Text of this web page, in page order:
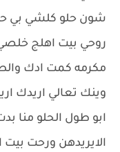
شون حلو كلشي بي
روحي بيت اهلج
مكرمه كمت ادك
وينك تعالي اريدك
ابو طول الحلو منا
الايريدهن ورحت